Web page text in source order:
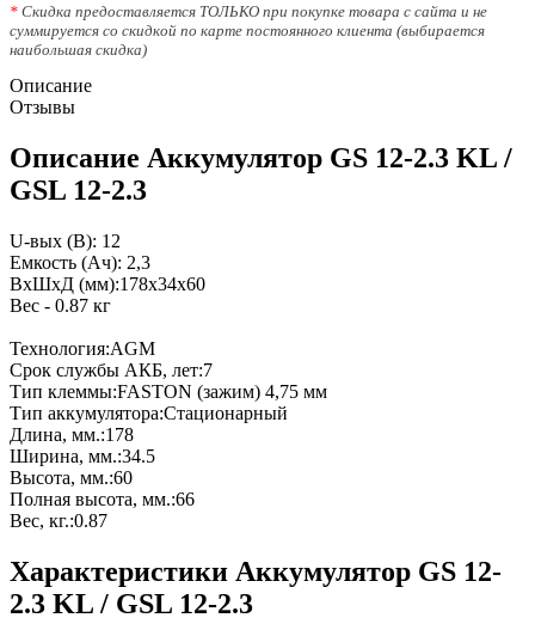
* Скидка предоставляется ТОЛЬКО при покупке товара с сайта и не
суммируется со скидкой по карте постоянного клиента (выбирается
наибольшая скидка)
Описание
Отзывы
Описание Аккумулятор GS 12-2.3 KL /
GSL 12-2.3
U-вых (В): 12
Емкость (Ач): 2,3
ВхШхД (мм):178х34х60
Вес - 0.87 кг
Технология:AGM
Срок службы АКБ, лет:7
Тип клеммы:FASTON (зажим) 4,75 мм
Тип аккумулятора:Стационарный
Длина, мм.:178
Ширина, мм.:34.5
Высота, мм.:60
Полная высота, мм.:66
Вес, кг.:0.87
Характеристики Аккумулятор GS 12-
2.3 KL / GSL 12-2.3